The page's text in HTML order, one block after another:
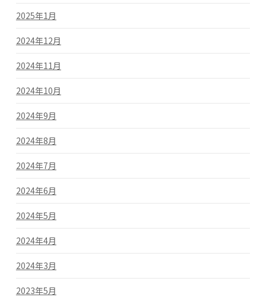
2025年1月
2024年12月
2024年11月
2024年10月
2024年9月
2024年8月
2024年7月
2024年6月
2024年5月
2024年4月
2024年3月
2023年5月